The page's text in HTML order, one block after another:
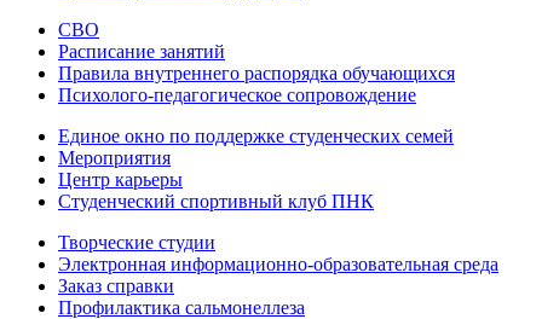
СВО
Расписание занятий
Правила внутреннего распорядка обучающихся
Психолого-педагогическое сопровождение
Единое окно по поддержке студенческих семей
Мероприятия
Центр карьеры
Студенческий спортивный клуб ПНК
Творческие студии
Электронная информационно-образовательная среда
Заказ справки
Профилактика сальмонеллеза